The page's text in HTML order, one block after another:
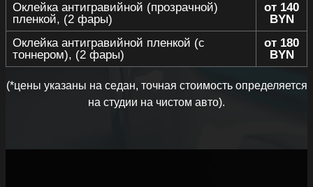
Оклейка антигравийной (прозрачной)
пленкой, (2 фары)
от 140
BYN
Оклейка антигравийной пленкой (с
тоннером), (2 фары)
от 180
BYN
(*цены указаны на седан, точная стоимость определяется
на студии на чистом авто).